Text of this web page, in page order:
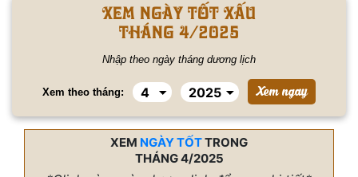
Xem ngày tốt xấu
tháng 4/2025
Nhập theo ngày tháng dương lịch
Xem theo tháng:
XEM NGÀY TỐTTRONG
THÁNG 4/2025